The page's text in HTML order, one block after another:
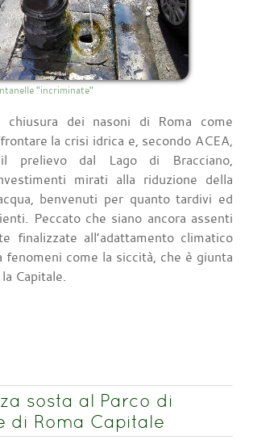
"incriminate"
dei nasoni di Roma come
la crisi idrica e, secondo ACEA,
prelievo dal Lago di Bracciano,
mirati alla riduzione della
benvenuti per quanto tardivi ed
Peccato che siano ancora assenti
finalizzate all’adattamento climatico
come la siccità, che è giunta
Capitale.
sosta al Parco di
di Roma Capitale